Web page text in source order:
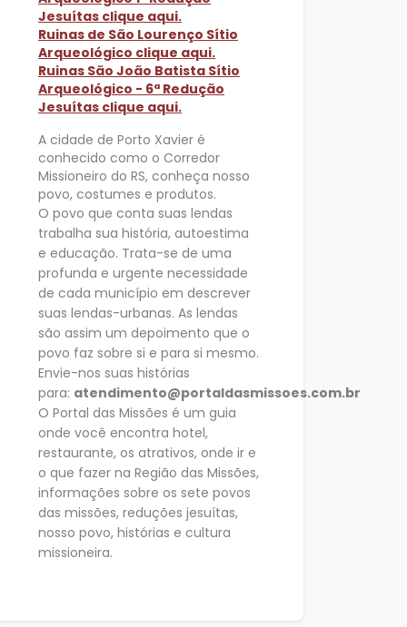
Jesuítas clique aqui.
Ruinas de São Lourenço Sítio
Arqueológico clique aqui.
Ruinas São João Batista Sítio
Arqueológico - 6ª Redução
Jesuítas clique aqui.
A cidade de Porto Xavier é
conhecido como o Corredor
Missioneiro do RS, conheça nosso
povo, costumes e produtos.
O povo que conta suas lendas
trabalha sua história, autoestima
e educação. Trata-se de uma
profunda e urgente necessidade
de cada município em descrever
suas lendas-urbanas. As lendas
são assim um depoimento que o
povo faz sobre si e para si mesmo.
Envie-nos suas histórias
para: atendimento@portaldasmissoes.com.br
O Portal das Missões é um guia
onde você encontra hotel,
restaurante, os atrativos, onde ir e
o que fazer na Região das Missões,
informações sobre os sete povos
das missões, reduções jesuítas,
nosso povo, histórias e cultura
missioneira.